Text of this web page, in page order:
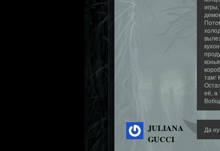
там!
её, а
JULIANA
GUCCI
Да